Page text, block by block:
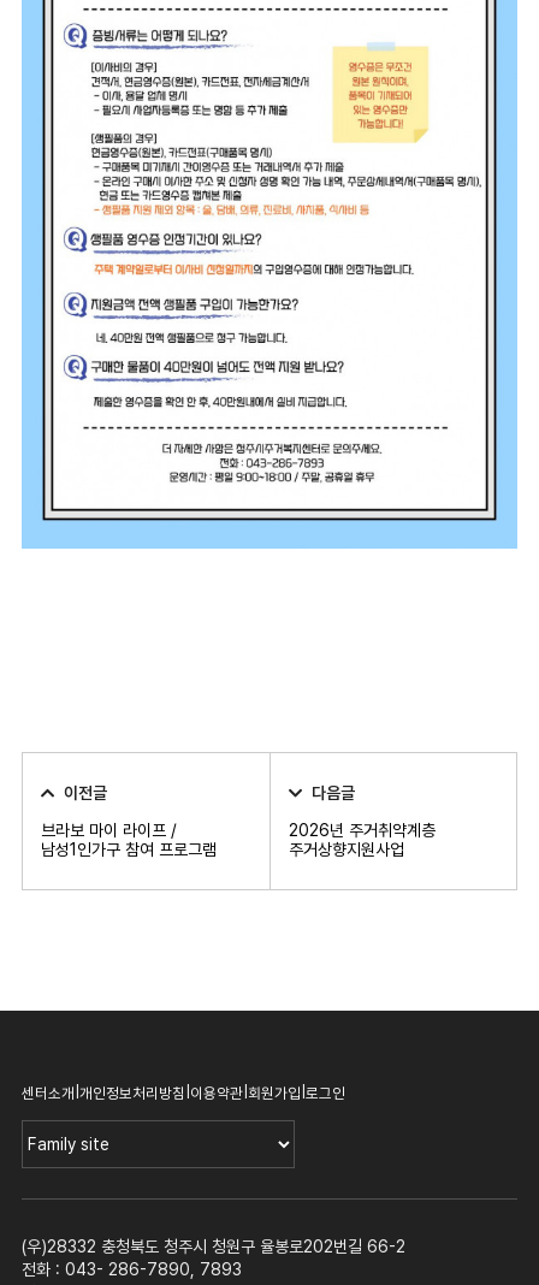
이전글
브라보 마이 라이프 /
남성1인가구 참여 프로그램
다음글
2026년 주거취약계층
주거상향지원사업
센터소개 개인정보처리방침 이용약관| 회원가입 로그인
(우)28332 충청북도 청주시 청원구 율봉로202번길 66-2
전화 : 043- 286-7890, 7893